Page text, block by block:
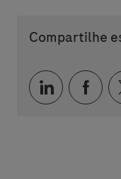
Compartilhe